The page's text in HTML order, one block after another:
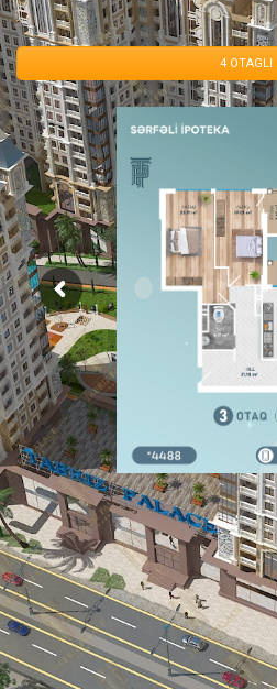
4 OTAGLI